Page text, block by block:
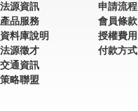
法源資訊
產品服務
資料庫說明
法源徵才
交通資訊
策略聯盟
申請流程
會員條款
授權費用
付款方式